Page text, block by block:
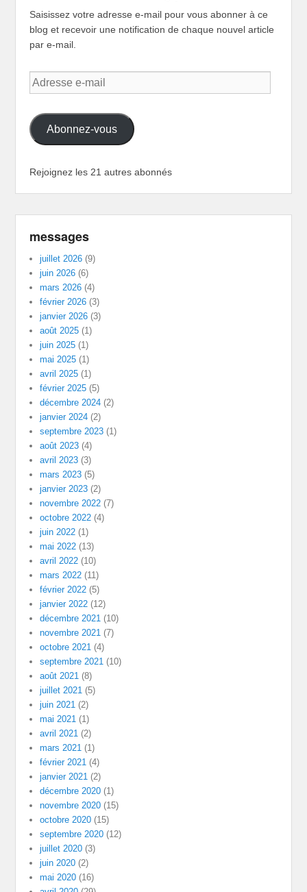
Saisissez votre adresse e-mail pour vous abonner à ce
blog et recevoir une notification de chaque nouvel article
par e-mail.
Adresse
e-
Abonnez-vous
Rejoignez les 21 autres abonnés
messages
juillet 2026 (9)
juin 2026 (6)
mars 2026 (4)
février 2026 (3)
janvier 2026 (3)
août 2025 (1)
juin 2025 (1)
mai 2025 (1)
avril 2025 (1)
février 2025 (5)
décembre 2024 (2)
janvier 2024 (2)
septembre 2023 (1)
août 2023 (4)
avril 2023 (3)
mars 2023 (5)
janvier 2023 (2)
novembre 2022 (7)
octobre 2022 (4)
juin 2022 (1)
mai 2022 (13)
avril 2022 (10)
mars 2022 (11)
février 2022 (5)
janvier 2022 (12)
décembre 2021 (10)
novembre 2021 (7)
octobre 2021 (4)
septembre 2021 (10)
août 2021 (8)
juillet 2021 (5)
juin 2021 (2)
mai 2021 (1)
avril 2021 (2)
mars 2021 (1)
février 2021 (4)
janvier 2021 (2)
décembre 2020 (1)
novembre 2020 (15)
octobre 2020 (15)
septembre 2020 (12)
juillet 2020 (3)
juin 2020 (2)
mai 2020 (16)